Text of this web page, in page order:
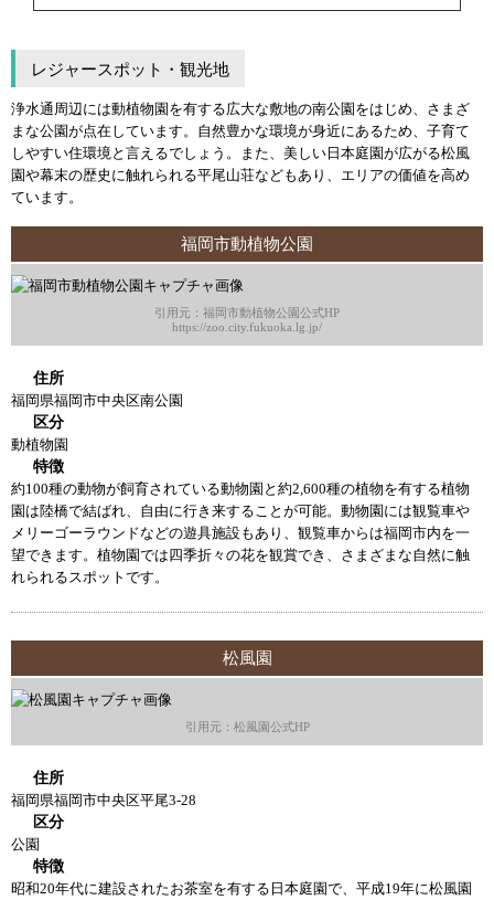
レジャースポット・観光地
浄水通周辺には動植物園を有する広大な敷地の南公園をはじめ、さまざ
まな公園が点在しています。自然豊かな環境が身近にあるため、子育て
しやすい住環境と言えるでしょう。また、美しい日本庭園が広がる松風
園や幕末の歴史に触れられる平尾山荘などもあり、エリアの価値を高め
ています。
福岡市動植物公園
引用元：福岡市動植物公園公式HP
https://zoo.city.fukuoka.lg.jp/
住所
福岡県福岡市中央区南公園
区分
動植物園
特徴
約100種の動物が飼育されている動物園と約2,600種の植物を有する植物
園は陸橋で結ばれ、自由に行き来することが可能。動物園には観覧車や
メリーゴーラウンドなどの遊具施設もあり、観覧車からは福岡市内を一
望できます。植物園では四季折々の花を観賞でき、さまざまな自然に触
れられるスポットです。
松風園
引用元：松風園公式HP
住所
福岡県福岡市中央区平尾3-28
区分
公園
特徴
昭和20年代に建設されたお茶室を有する日本庭園で、平成19年に松風園